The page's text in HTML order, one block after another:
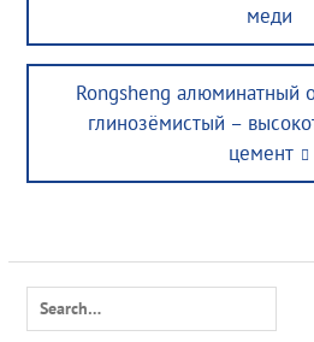
меди
Next
post:
Rongsheng алюминатный
глинозёмистый –
цемент
Search
for: